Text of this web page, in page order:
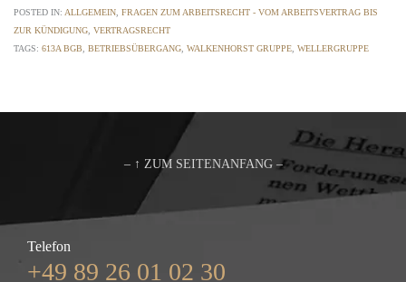
POSTED IN: ALLGEMEIN FRAGEN ZUM ARBEITSRECHT - VOM ARBEITSVERTRAG BIS
ZUR KÜNDIGUNG VERTRAGSRECHT
TAGS: 613A BGB BETRIEBSÜBERGANG WALKENHORST GRUPPE WELLERGRUPPE
– ↑ ZUM SEITENANFANG –
Telefon
+49 89 26 01 02 30